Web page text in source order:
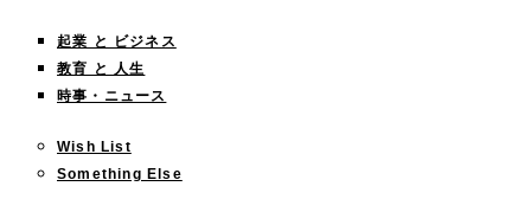
起業 と ビジネス
教育 と 人生
時事・ニュース
Wish List
Something Else